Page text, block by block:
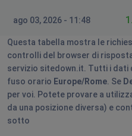
Non funziona ne l'app rider
Lorenzo
,• 1 anni ago
Non funziona ne l'app rider
Lorenzo
ago 03, 2026 - 11:48
Questa tabella mostra le
controlli del browser di
servizio sitedown.it. Tutti i dati
fuso orario Europe/Rome . Se
per voi. Potete provare a
da una posizione diversa) e
sotto